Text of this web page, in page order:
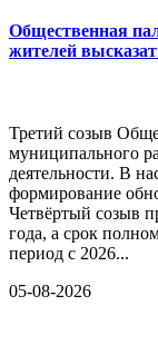
Общественная
жителей
Третий созыв
муниципального
деятельности. В
формирование
Четвёртый созыв
года, а срок
период с 2026...
05-08-2026